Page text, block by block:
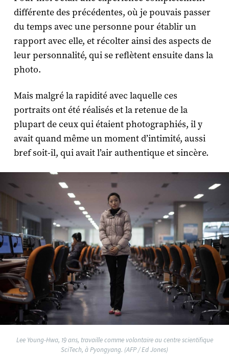
différente des précédentes, où je pouvais passer
du temps avec une personne pour établir un
rapport avec elle, et récolter ainsi des aspects de
leur personnalité, qui se reflètent ensuite dans la
photo.
Mais malgré la rapidité avec laquelle ces
portraits ont été réalisés et la retenue de la
plupart de ceux qui étaient photographiés, il y
avait quand même un moment d’intimité, aussi
bref soit-il, qui avait l’air authentique et sincère.
Lee Young-Hwa, 19 ans, travaille comme volontaire au centre scientifique
SciTech, à Pyongyang. (AFP / Ed Jones)